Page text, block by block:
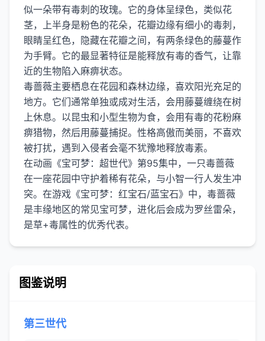
似一朵带有毒刺的玫瑰。它的身体呈绿色，类似花
茎，上半身是粉色的花朵，花瓣边缘有细小的毒刺，
眼睛呈红色，隐藏在花瓣之间，有两条绿色的藤蔓作
为手臂。它的最显著特征是能释放有毒的香气，让靠
近的生物陷入麻痹状态。
毒蔷薇主要栖息在花园和森林边缘，喜欢阳光充足的
地方。它们通常单独或成对生活，会用藤蔓缠绕在树
上休息。以昆虫和小型生物为食，会用有毒的花粉麻
痹猎物，然后用藤蔓捕捉。性格高傲而美丽，不喜欢
被打扰，遇到入侵者会毫不犹豫地释放毒素。
在动画《宝可梦：超世代》第95集中，一只毒蔷薇
在一座花园中守护着稀有花朵，与小智一行人发生冲
突。在游戏《宝可梦：红宝石/蓝宝石》中，毒蔷薇
是丰缘地区的常见宝可梦，进化后会成为罗丝雷朵，
图鉴说明
第三世代